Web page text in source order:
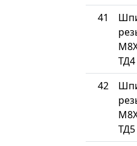
41
ТД4
42
ТД5